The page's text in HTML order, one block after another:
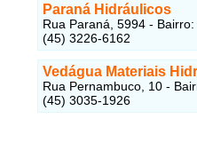
Paraná Hidráulicos
Rua Paraná, 5994 -
(45) 3226-6162
Vedágua Materiais
Rua Pernambuco, 10 -
(45) 3035-1926